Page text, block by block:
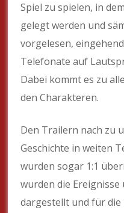
Spiel zu spielen, in
gelegt werden und
vorgelesen,
Telefonate auf
Dabei kommt es zu
den Charakteren.
Den Trailern nach zu
Geschichte in weiten
wurden sogar 1:1
wurden die
dargestellt und für